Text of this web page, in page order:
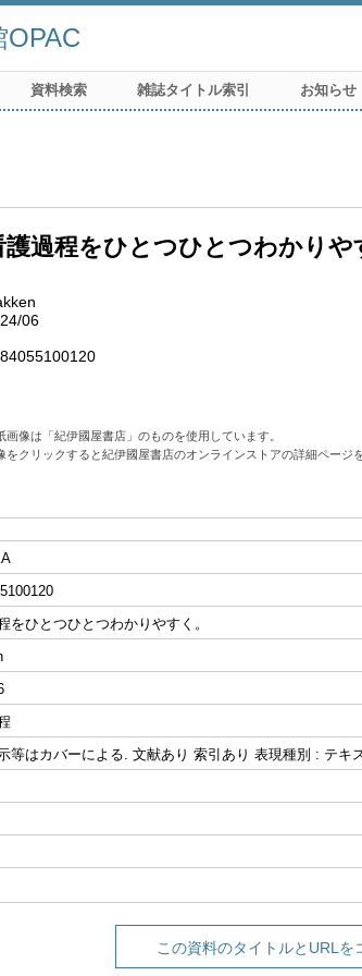
資料検索 雑誌タイトル索引 お知らせ
護過程をひとつひとつわかりや
06
画像は「紀伊國屋書店」のものを使用しています。
をクリックすると紀伊國屋書店のオンラインストアの詳細ページ
をひとつひとつわかりやすく。
等はカバーによる. 文献あり 索引あり 表現種別 : テ
この資料のタイトルとURLを